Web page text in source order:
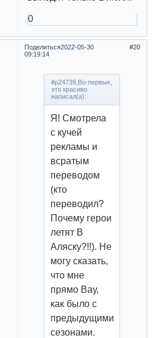
0
Поделиться 20
2022-05-30
09:19:14
#p24739,Во-первых,
это красиво
написал(а):
Я! Смотрела
с кучей
рекламы и
всратым
переводом
(кто
переводил?
Почему герои
летят В
Аляску?!!). Не
могу сказать,
что мне
прямо Вау,
как было с
предыдущими
сезонами.